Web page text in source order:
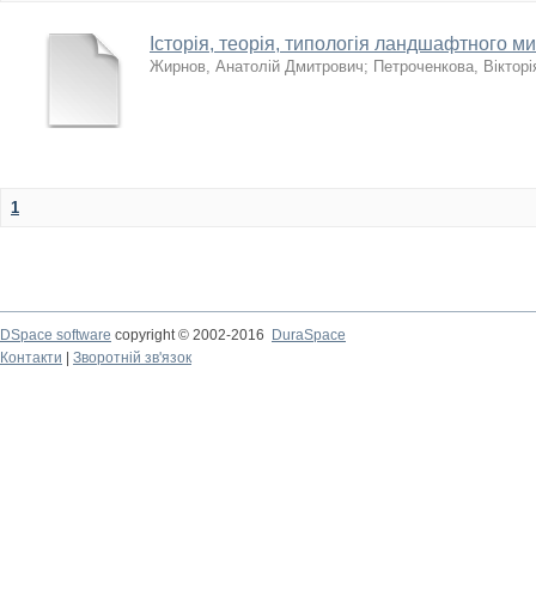
Історія, теорія, типологія ландшафтного
Жирнов, Анатолій Дмитрович; Петроченкова,
1
DSpace software copyright © 2002-2016
DuraSpace
Контакти
Зворотній зв'язок